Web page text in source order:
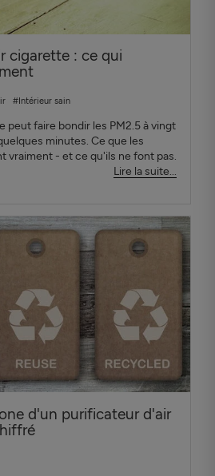
cigarette : ce qui
#Intérieur sain
peut faire bondir les PM2.5 à vingt
minutes. Ce que les
vraiment - et ce qu'ils ne font pas.
Lire la suite...
d'un purificateur d'air